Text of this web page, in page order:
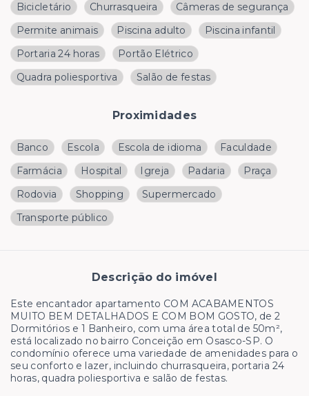
Bicicletário Churrasqueira
Câmeras de segurança
Permite animais
Piscina adulto
Piscina infantil
Portaria 24 horas
Portão Elétrico
Quadra poliesportiva
Salão de festas
Proximidades
Banco Escola Escola de idioma
Faculdade
Farmácia
Hospital Igreja Padaria
Praça
Rodovia
Shopping
Supermercado
Transporte público
Descrição do imóvel
Este encantador apartamento COM ACABAMENTOS
MUITO BEM DETALHADOS E COM BOM GOSTO, de 2
Dormitórios e 1 Banheiro, com uma área total de 50m²,
está localizado no bairro Conceição em Osasco-SP. O
condomínio oferece uma variedade de amenidades para o
seu conforto e lazer, incluindo churrasqueira, portaria 24
horas, quadra poliesportiva e salão de festas.